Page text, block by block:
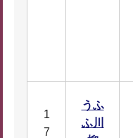
1
7
うふ
ふ川